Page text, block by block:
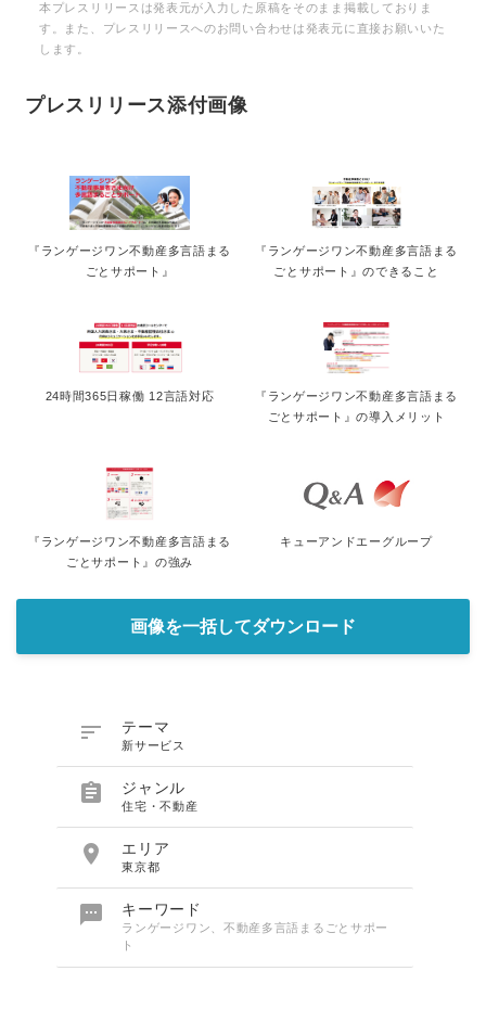
本プレスリリースは発表元が入力した原稿をそのまま掲載しておりま
す。また、プレスリリースへのお問い合わせは発表元に直接お願いいた
します。
プレスリリース添付画像
『ランゲージワン不動産多言語まる
ごとサポート』
『ランゲージワン不動産多言語まる
ごとサポート』のできること
24時間365日稼働 12言語対応
『ランゲージワン不動産多言語まる
ごとサポート』の導入メリット
『ランゲージワン不動産多言語まる
ごとサポート』の強み
キューアンドエーグループ
画像を一括してダウンロード
 テーマ
新サービス
 ジャンル
住宅・不動産
 エリア
東京都
 キーワード
ランゲージワン、不動産多言語まるごとサポー
ト